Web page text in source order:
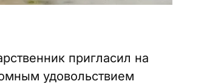
пригласил на
удовольствием